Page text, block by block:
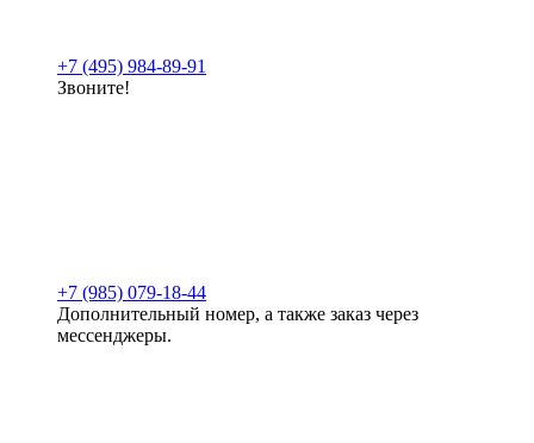
+7 (495) 984-89-91
Звоните!
+7 (985) 079-18-44
Дополнительный номер, а также заказ через
мессенджеры.